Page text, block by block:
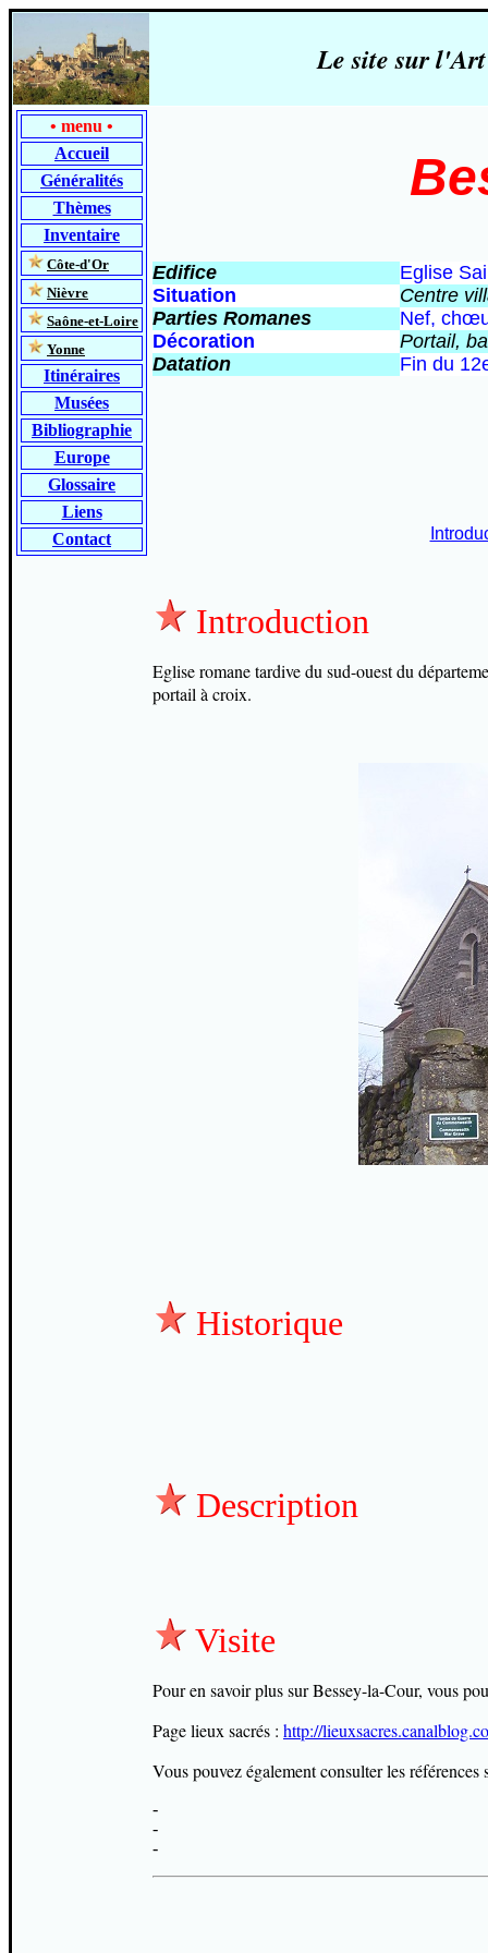
Le site sur
• menu •
Accueil
Généralités
Thèmes
Inventaire
Côte-d'Or
Nièvre
Saône-et-Loire
Yonne
Itinéraires
Musées
Bibliographie
Europe
Glossaire
Liens
Contact
Edifice
Eglise
Situation
Centre
Parties Romanes
Nef,
Décoration
Portail,
Datation
Fin du
Introduction
Eglise romane tardive du sud-ouest du
portail à croix.
Historique
Description
Visite
Pour en savoir plus sur Bessey-la-Cour, vous
Page lieux sacrés : http://
Vous pouvez également consulter les références
-
-
-